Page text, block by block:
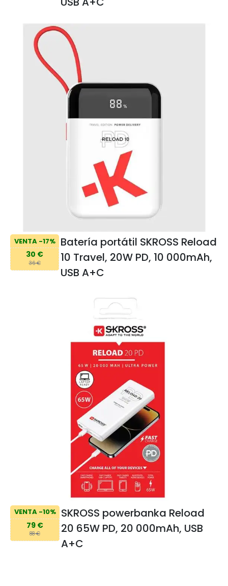
VENTA -17%
30 €
36 €
Batería portátil SKROSS Reload
10 Travel, 20W PD, 10 000mAh,
USB A+C
VENTA -10%
79 €
88 €
SKROSS powerbanka Reload
20 65W PD, 20 000mAh, USB
A+C